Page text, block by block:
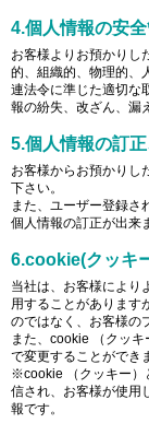
4.個人情報の安
お客様よりお預かりし
的、組織的、物理的、
連法令に準じた適切な
報の紛失、改ざん、漏
5.個人情報の訂
お客様からお預かりし
下さい。
また、ユーザー登録さ
個人情報の訂正が出来
6.cookie(クッキ
当社は、お客様により
用することがあります
のではなく、お客様の
また、cookie （クッ
で変更することができ
※cookie （クッキー）
信され、お客様が使用
報です。